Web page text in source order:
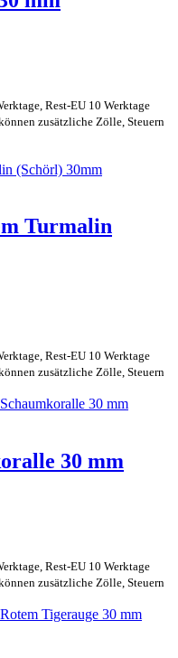
Rest-EU 10 Werktage
zusätzliche Zölle, Steuern
Turmalin
Rest-EU 10 Werktage
zusätzliche Zölle, Steuern
30 mm
Rest-EU 10 Werktage
zusätzliche Zölle, Steuern